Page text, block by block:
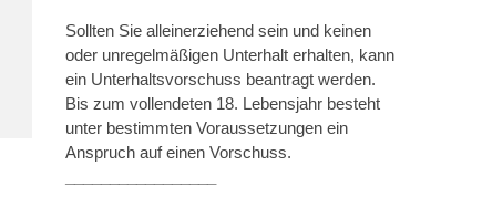
Sollten Sie alleinerziehend sein und keinen
oder unregelmäßigen Unterhalt erhalten, kann
ein Unterhaltsvorschuss beantragt werden.
Bis zum vollendeten 18. Lebensjahr besteht
unter bestimmten Voraussetzungen ein
Anspruch auf einen Vorschuss.